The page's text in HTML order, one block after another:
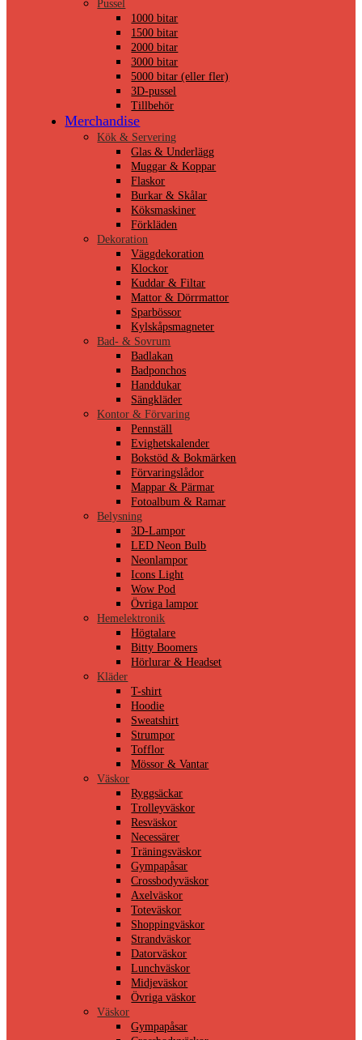
Pussel
1000 bitar
1500 bitar
2000 bitar
3000 bitar
5000 bitar (eller fler)
3D-pussel
Tillbehör
Merchandise
Kök & Servering
Glas & Underlägg
Muggar & Koppar
Flaskor
Burkar & Skålar
Köksmaskiner
Förkläden
Dekoration
Väggdekoration
Klockor
Kuddar & Filtar
Mattor & Dörrmattor
Sparbössor
Kylskåpsmagneter
Bad- & Sovrum
Badlakan
Badponchos
Handdukar
Sängkläder
Kontor & Förvaring
Pennställ
Evighetskalender
Bokstöd & Bokmärken
Förvaringslådor
Mappar & Pärmar
Fotoalbum & Ramar
Belysning
3D-Lampor
LED Neon Bulb
Neonlampor
Icons Light
Wow Pod
Övriga lampor
Hemelektronik
Högtalare
Bitty Boomers
Hörlurar & Headset
Kläder
T-shirt
Hoodie
Sweatshirt
Strumpor
Tofflor
Mössor & Vantar
Väskor
Ryggsäckar
Trolleyväskor
Resväskor
Necessärer
Träningsväskor
Gympapåsar
Crossbodyväskor
Axelväskor
Toteväskor
Shoppingväskor
Strandväskor
Datorväskor
Lunchväskor
Midjeväskor
Övriga väskor
Väskor
Gympapåsar